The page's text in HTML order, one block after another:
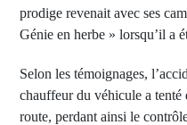
prodige revenait avec ses
Génie en herbe » lorsqu’il a
Selon les témoignages,
chauffeur du véhicule a tenté
route, perdant ainsi le